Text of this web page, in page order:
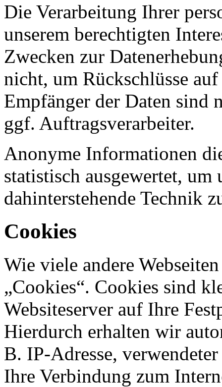
Die Verarbeitung Ihrer
unserem berechtigten
Zwecken zur
nicht, um Rückschlüsse
Empfänger der Daten sind
ggf. Auftragsverarbeiter.
Anonyme Informationen
statistisch ausgewertet,
dahinterstehende Technik
Cookies
Wie viele andere
„Cookies“. Cookies sind
Websiteserver auf Ihre
Hierdurch erhalten wir
B. IP-Adresse,
Ihre Verbindung zum